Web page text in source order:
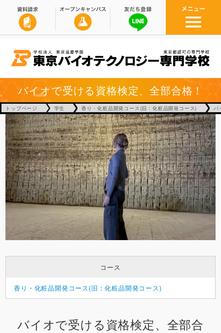
バイオで受ける資格検定、全部合格！
トップページ 学生 香り・化粧品開発コース(旧：化粧品開発コース) バ
コース
香り・化粧品開発コース(旧：化粧品開発コース)
バイオで受ける資格検定、全部合